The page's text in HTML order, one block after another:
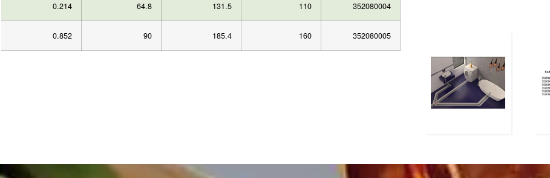
352080004
110
131.5
64.8
0.214
352080005
160
185.4
90
0.852